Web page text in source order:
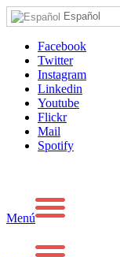
Español
Facebook
Twitter
Instagram
Linkedin
Youtube
Flickr
Mail
Spotify
Menú